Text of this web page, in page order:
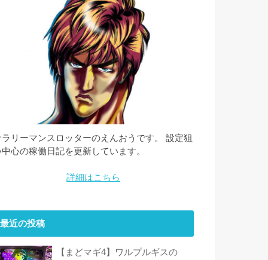
ラリーマンスロッターのえんおうです。 設定狙
心の稼働日記を更新しています。
詳細はこちら
最近の投稿
【まどマギ4】ワルプルギスの